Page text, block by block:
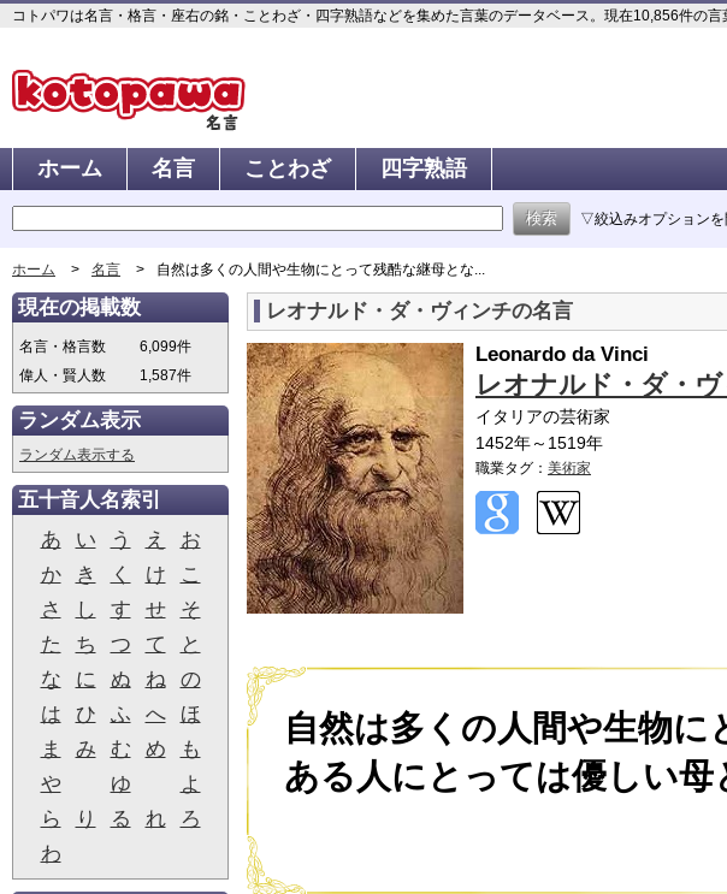
コトパワは名言・格言・座右の銘・ことわざ・四字熟語などを集めた言葉のデータベース。現在10,856件の言
ホーム 名言 ことわざ 四字熟語
▽絞込みオプションを
ホーム 名言 自然は多くの人間や生物にとって残酷な継母とな...
レオナルド・ダ・ヴィンチの名言
Leonardo da Vinci
レオナルド・ダ・
イタリアの芸術家
1452年～1519年
職業タグ： 美術家
自然は多くの人間や生物に
ある人にとっては優しい母
現在の掲載数
名言・格言数
6,099件
偉人・賢人数
1,587件
ランダム表示
ランダム表示する
五十音人名索引
あ
い う え
お
か
き く け
こ
さ
し す せ
そ
た
ち つ て
と
な
に ぬ ね
の
は
ひ ふ へ
ほ
ま
み む め
も
や
ゆ
よ
ら
り る れ
ろ
わ